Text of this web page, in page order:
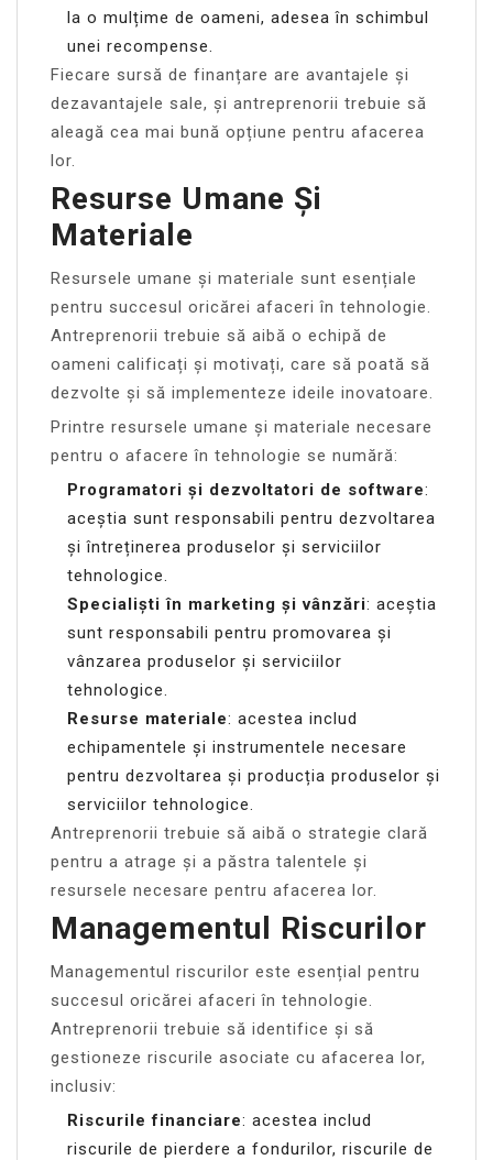
la o mulțime de oameni, adesea în schimbul
unei recompense.
Fiecare sursă de finanțare are avantajele și
dezavantajele sale, și antreprenorii trebuie să
aleagă cea mai bună opțiune pentru afacerea
lor.
Resurse Umane Și
Materiale
Resursele umane și materiale sunt esențiale
pentru succesul oricărei afaceri în tehnologie.
Antreprenorii trebuie să aibă o echipă de
oameni calificați și motivați, care să poată să
dezvolte și să implementeze ideile inovatoare.
Printre resursele umane și materiale necesare
pentru o afacere în tehnologie se numără:
Programatori și dezvoltatori de software:
aceștia sunt responsabili pentru dezvoltarea
și întreținerea produselor și serviciilor
tehnologice.
Specialiști în marketing și vânzări: aceștia
sunt responsabili pentru promovarea și
vânzarea produselor și serviciilor
tehnologice.
Resurse materiale: acestea includ
echipamentele și instrumentele necesare
pentru dezvoltarea și producția produselor și
serviciilor tehnologice.
Antreprenorii trebuie să aibă o strategie clară
pentru a atrage și a păstra talentele și
resursele necesare pentru afacerea lor.
Managementul Riscurilor
Managementul riscurilor este esențial pentru
succesul oricărei afaceri în tehnologie.
Antreprenorii trebuie să identifice și să
gestioneze riscurile asociate cu afacerea lor,
inclusiv:
Riscurile financiare: acestea includ
riscurile de pierdere a fondurilor, riscurile de